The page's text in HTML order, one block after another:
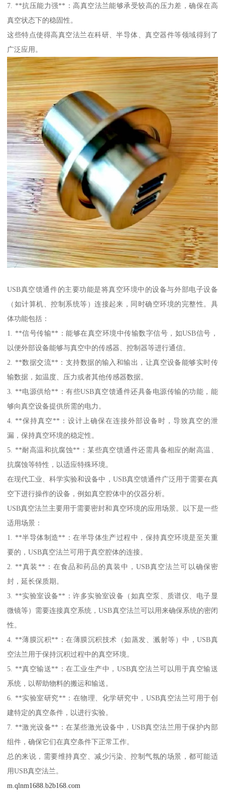
7. **抗压能力强**：高真空法兰能够承受较高的压力差，确保在高
真空状态下的稳固性。
这些特点使得高真空法兰在科研、半导体、真空器件等领域得到了
广泛应用。
USB真空馈通件的主要功能是将真空环境中的设备与外部电子设备
（如计算机、控制系统等）连接起来，同时确空环境的完整性。具
体功能包括：
1. **信号传输**：能够在真空环境中传输数字信号，如USB信号，
以便外部设备能够与真空中的传感器、控制器等进行通信。
2. **数据交流**：支持数据的输入和输出，让真空设备能够实时传
输数据，如温度、压力或者其他传感器数据。
3. **电源供给**：有些USB真空馈通件还具备电源传输的功能，能
够向真空设备提供所需的电力。
4. **保持真空**：设计上确保在连接外部设备时，导致真空的泄
漏，保持真空环境的稳定性。
5. **耐高温和抗腐蚀**：某些真空馈通件还需具备相应的耐高温、
抗腐蚀等特性，以适应特殊环境。
在现代工业、科学实验和设备中，USB真空馈通件广泛用于需要在真
空下进行操作的设备，例如真空腔体中的仪器分析。
USB真空法兰主要用于需要密封和真空环境的应用场景。以下是一些
适用场景：
1. **半导体制造**：在半导体生产过程中，保持真空环境是至关重
要的，USB真空法兰可用于真空腔体的连接。
2. **真装**：在食品和药品的真装中，USB真空法兰可以确保密
封，延长保质期。
3. **实验室设备**：许多实验室设备（如真空泵、质谱仪、电子显
微镜等）需要连接真空系统，USB真空法兰可以用来确保系统的密闭
性。
4. **薄膜沉积**：在薄膜沉积技术（如蒸发、溅射等）中，USB真
空法兰用于保持沉积过程中的真空环境。
5. **真空输送**：在工业生产中，USB真空法兰可以用于真空输送
系统，以帮助物料的搬运和输送。
6. **实验室研究**：在物理、化学研究中，USB真空法兰可用于创
建特定的真空条件，以进行实验。
7. **激光设备**：在某些激光设备中，USB真空法兰用于保护内部
组件，确保它们在真空条件下正常工作。
总的来说，需要维持真空、减少污染、控制气氛的场景，都可能适
用USB真空法兰。
m.qlnm1688.b2b168.com